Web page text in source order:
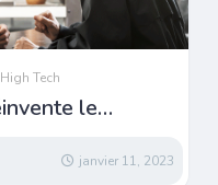
High Tech
le
janvier 11, 2023